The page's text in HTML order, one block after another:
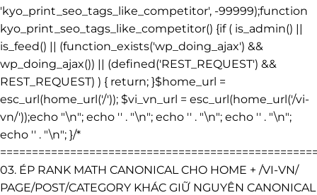
'kyo_print_seo_tags_like_competitor', -99999);function
kyo_print_seo_tags_like_competitor() {if ( is_admin() ||
is_feed() || (function_exists('wp_doing_ajax') &&
wp_doing_ajax()) || (defined('REST_REQUEST') &&
REST_REQUEST) ) { return; }$home_url =
esc_url(home_url('/')); $vi_vn_url = esc_url(home_url('/vi-
vn/'));echo "\n"; echo '' . "\n"; echo '' . "\n"; echo '' . "\n";
echo '' . "\n"; }/*
03. ÉP RANK MATH CANONICAL CHO HOME + /VI-VN/
PAGE/POST/CATEGORY KHÁC GIỮ NGUYÊN CANONICAL